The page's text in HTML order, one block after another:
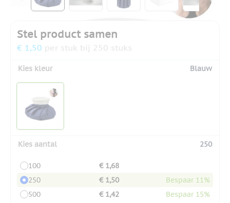
Stel product samen
€ 1,50 per stuk bij 250 stuks
Kies kleur Blauw
Kies aantal 250
100
€ 1,68
250
€ 1,50
Bespaar 11%
500
€ 1,42
Bespaar 15%